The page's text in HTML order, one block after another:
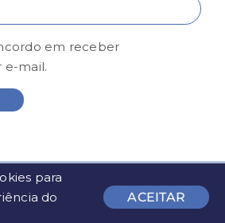
em receber
e-mail.
reservados | Desenvolvido por
para
do
ACEITAR